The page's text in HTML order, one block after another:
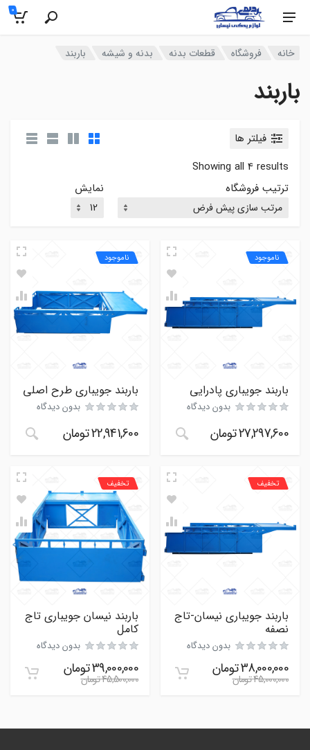
0
خانه فروشگاه قطعات بدنه بدنه و شیشه باربند
باربند
فیلتر ها
Showing all 4 results
ترتیب فروشگاه
نمایش
ناموجود
باربند جویباری پادرایی
بدون دیدگاه
27,297,600تومان
ناموجود
باربند جویباری طرح اصلی
بدون دیدگاه
22,941,600تومان
تخفیف
باربند جویباری نیسان-تاج
نصفه
بدون دیدگاه
38,000,000تومان
45,000,000تومان
تخفیف
باربند نیسان جویباری تاج
کامل
بدون دیدگاه
39,000,000تومان
45,500,000تومان